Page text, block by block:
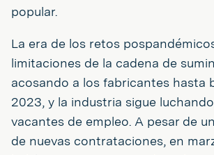
popular.
La era de los retos
limitaciones de la cadena de
acosando a los fabricantes hasta
2023, y la industria sigue
vacantes de empleo. A pesar de
de nuevas contrataciones, en